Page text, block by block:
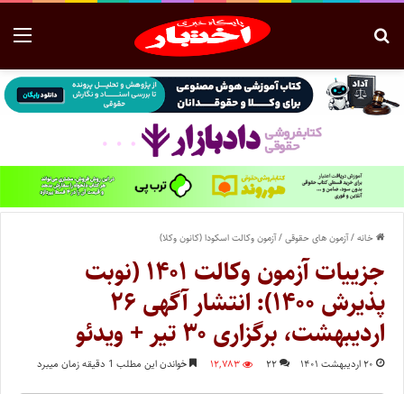
خانه/آزمون های حقوقی/آزمون وکالت اسکودا (کانون وکلا)
جزییات آزمون وکالت ۱۴۰۱ (نوبت
پذیرش ۱۴۰۰): انتشار آگهی ۲۶
اردیبهشت، برگزاری ۳۰ تیر + ویدئو
۲۰ اردیبهشت ۱۴۰۱ ۲۲ ۱۲,۷۸۳ خواندن این مطلب 1 دقیقه زمان میبرد